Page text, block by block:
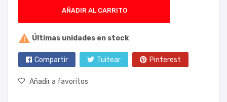
AÑADIR AL CARRITO
 Últimas unidades en stock
Compartir Tuitear Pinterest
Añadir a favoritos